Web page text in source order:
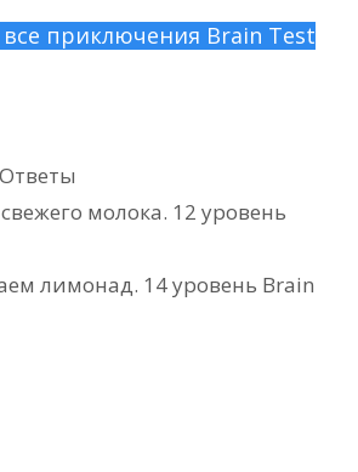
приключения Brain Test
молока. 12 уровень
лимонад. 14 уровень Brain